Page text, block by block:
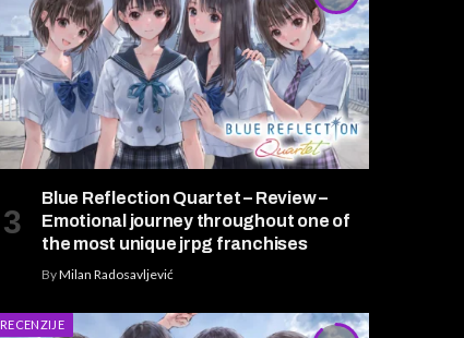
Blue Reflection Quartet – Review –
Emotional journey throughout one of
the most unique jrpg franchises
ByMilan Radosavljević
RECENZIJE